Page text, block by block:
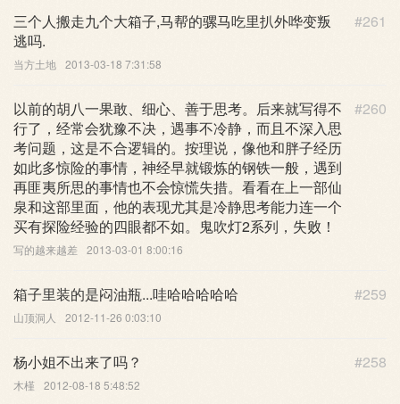
#261
三个人搬走九个大箱子,马帮的骡马吃里扒外哗变叛
逃吗.
当方土地 2013-03-18 7:31:58
#260
以前的胡八一果敢、细心、善于思考。后来就写得不
行了，经常会犹豫不决，遇事不冷静，而且不深入思
考问题，这是不合逻辑的。按理说，像他和胖子经历
如此多惊险的事情，神经早就锻炼的钢铁一般，遇到
再匪夷所思的事情也不会惊慌失措。看看在上一部仙
泉和这部里面，他的表现尤其是冷静思考能力连一个
买有探险经验的四眼都不如。鬼吹灯2系列，失败！
写的越来越差 2013-03-01 8:00:16
#259
箱子里装的是闷油瓶...哇哈哈哈哈哈
山顶洞人 2012-11-26 0:03:10
#258
杨小姐不出来了吗？
木槿 2012-08-18 5:48:52